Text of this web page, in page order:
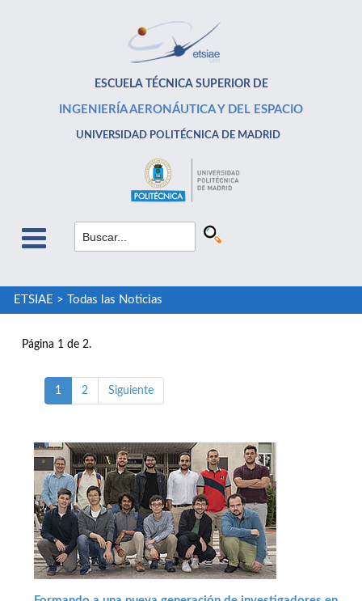
ESCUELA TÉCNICA SUPERIOR DE
INGENIERÍA AERONÁUTICA Y DEL ESPACIO
UNIVERSIDAD POLITÉCNICA DE MADRID
ETSIAE > Todas las Noticias
Página 1 de 2.
1 2 Siguiente